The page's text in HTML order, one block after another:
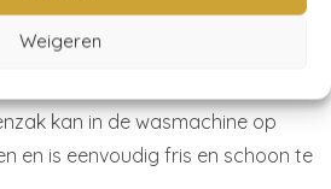
Weigeren
en buitenstof van gerecycled
kan in de wasmachine op
en is eenvoudig fris en schoon te